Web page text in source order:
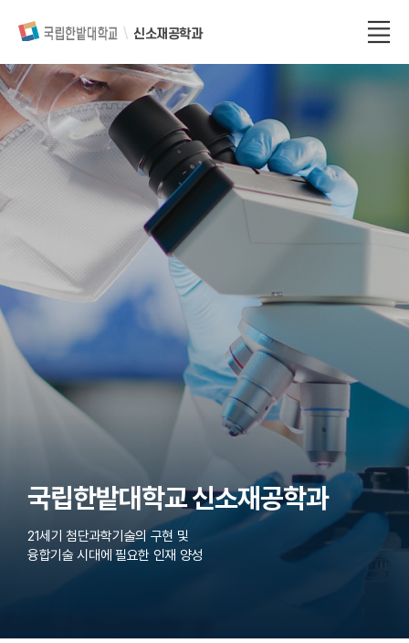
신소재공학과
국립한밭대학교 신소재공학과
21세기 첨단과학기술의 구현 및
융합기술 시대에 필요한 인재 양성